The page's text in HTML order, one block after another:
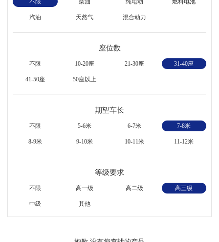
不限 柴油 纯电动 燃料电池
汽油 天然气 混合动力
座位数
不限 10-20座 21-30座 31-40座
41-50座 50座以上
期望车长
不限 5-6米 6-7米 7-8米
8-9米 9-10米 10-11米 11-12米
等级要求
不限 高一级 高二级 高三级
中级 其他